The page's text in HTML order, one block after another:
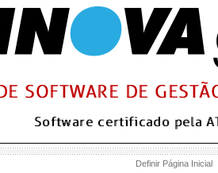
Definir Página Inicial